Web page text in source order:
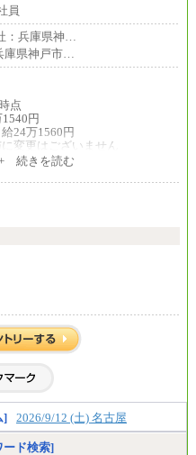
員
：兵庫県神…
庫県神戸市…
点
円
24万1560円
変更はございません
変更はございません
続きを読む
] 2026/9/12 (土) 名古屋
ード検索]